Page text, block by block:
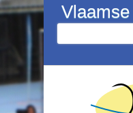
Overslaan en naar de inhoud
Zoekveld